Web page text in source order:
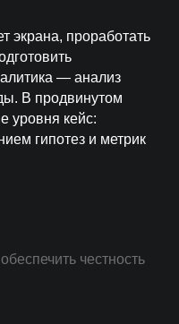
экрана, проработать
— анализ
В продвинутом
уровня кейс:
гипотез и метрик
честность